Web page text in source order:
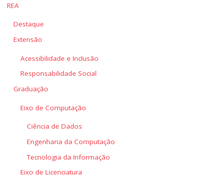
REA
Destaque
Extensão
Acessibilidade e Inclusão
Responsabilidade Social
Graduação
Eixo de Computação
Ciência de Dados
Engenharia da Computação
Tecnologia da Informação
Eixo de Licenciatura